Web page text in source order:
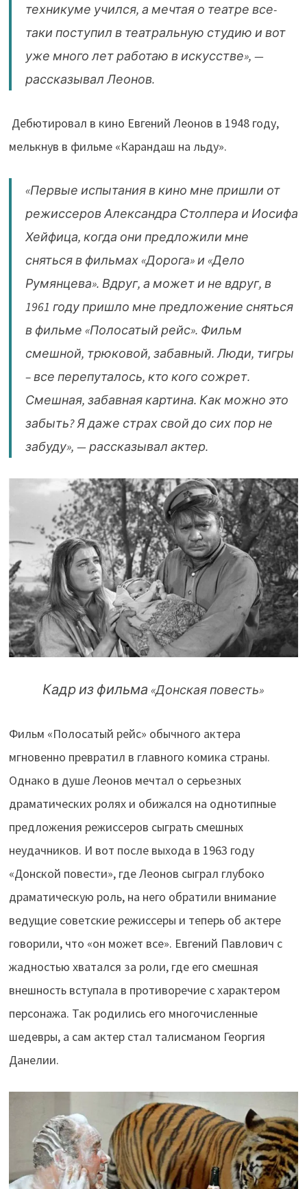
техникуме учился, а мечтая о театре все-
таки поступил в театральную студию и вот
уже много лет работаю в искусстве», —
рассказывал Леонов.
Дебютировал в кино Евгений Леонов в 1948 году,
мелькнув в фильме «Карандаш на льду».
«Первые испытания в кино мне пришли от
режиссеров Александра Столпера и Иосифа
Хейфица, когда они предложили мне
сняться в фильмах «Дорога» и «Дело
Румянцева». Вдруг, а может и не вдруг, в
1961 году пришло мне предложение сняться
в фильме «Полосатый рейс». Фильм
смешной, трюковой, забавный. Люди, тигры
– все перепуталось, кто кого сожрет.
Смешная, забавная картина. Как можно это
забыть? Я даже страх свой до сих пор не
забуду», — рассказывал актер.
Кадр из фильма«Донская повесть»
Фильм «Полосатый рейс» обычного актера
мгновенно превратил в главного комика страны.
Однако в душе Леонов мечтал о серьезных
драматических ролях и обижался на однотипные
предложения режиссеров сыграть смешных
неудачников. И вот после выхода в 1963 году
«Донской повести», где Леонов сыграл глубоко
драматическую роль, на него обратили внимание
ведущие советские режиссеры и теперь об актере
говорили, что «он может все». Евгений Павлович с
жадностью хватался за роли, где его смешная
внешность вступала в противоречие с характером
персонажа. Так родились его многочисленные
шедевры, а сам актер стал талисманом Георгия
Данелии.